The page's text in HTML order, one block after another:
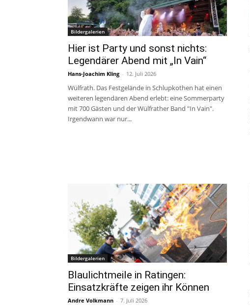
Bildergalerien
Hier ist Party und sonst nichts:
Legendärer Abend mit „In Vain“
Hans-Joachim Kling - 12. Juli 2026
Wülfrath. Das Festgelände in Schlupkothen hat einen
weiteren legendären Abend erlebt: eine Sommerparty
mit 700 Gästen und der Wülfrather Band "In Vain".
Irgendwann war nur...
Bildergalerien
Blaulichtmeile in Ratingen:
Einsatzkräfte zeigen ihr Können
Andre Volkmann - 7. Juli 2026